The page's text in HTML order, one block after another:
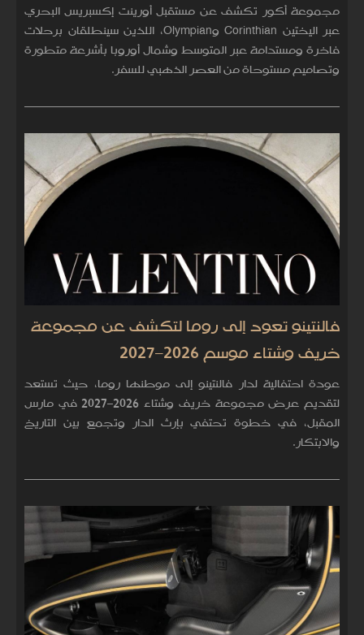
مجموعة أكور تكشف عن مستقبل أورينت إكسبريس البحري
عبر اليختين Corinthian وOlympian، اللذين سينطلقان برحلات
فاخرة ومستدامة عبر المتوسط وشمال أوروبا بأشرعة متطورة
وتصاميم مستوحاة من العصر الذهبي للسفر.
فالنتينو تعود إلى روما لتكشف عن مجموعة
خريف وشتاء موسم 2026–2027
عودة احتفالية لدار فالنتينو إلى موطنها روما، حيث تستعد
لتقديم عرض مجموعة خريف وشتاء 2026–2027 في مارس
المقبل، في خطوة تحتفي بإرث الدار وتجمع بين التاريخ
والابتكار.